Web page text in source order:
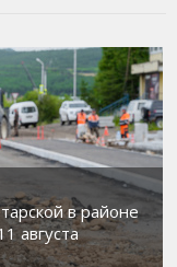
в районе
августа